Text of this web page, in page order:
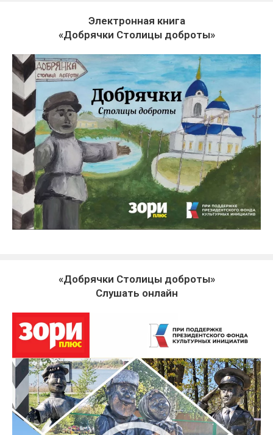
Электронная книга
«Добрячки Столицы доброты»
«Добрячки Столицы доброты»
Слушать онлайн